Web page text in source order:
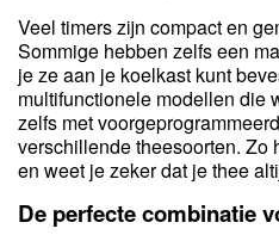
Veel timers zijn compact en
Sommige hebben zelfs een
je ze aan je koelkast kunt
multifunctionele modellen die
zelfs met
verschillende theesoorten. Zo
en weet je zeker dat je thee
De perfecte combinatie